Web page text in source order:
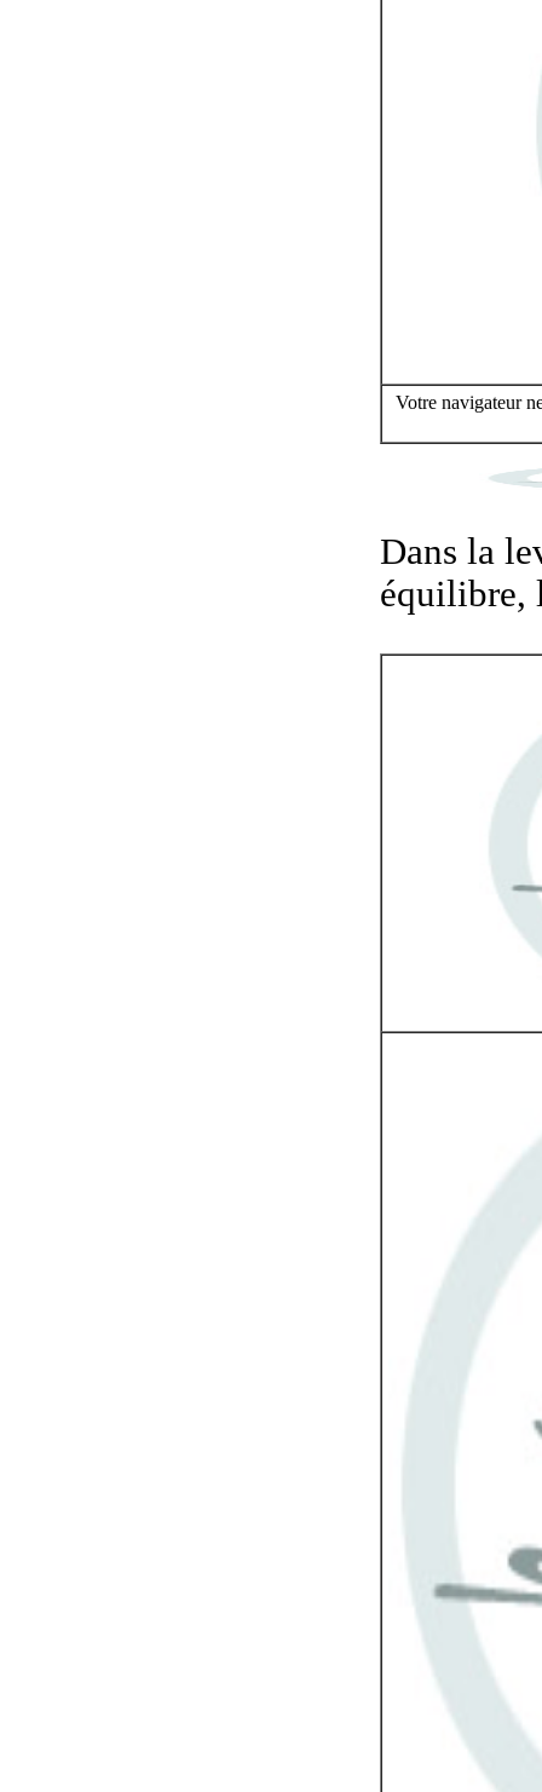
Votre navigateur
Dans la
équilibre,